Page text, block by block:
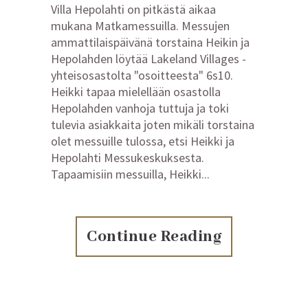
Villa Hepolahti on pitkästä aikaa
mukana Matkamessuilla. Messujen
ammattilaispäivänä torstaina Heikin ja
Hepolahden löytää Lakeland Villages -
yhteisosastolta "osoitteesta" 6s10.
Heikki tapaa mielellään osastolla
Hepolahden vanhoja tuttuja ja toki
tulevia asiakkaita joten mikäli torstaina
olet messuille tulossa, etsi Heikki ja
Hepolahti Messukeskuksesta.
Tapaamisiin messuilla, Heikki...
Continue Reading